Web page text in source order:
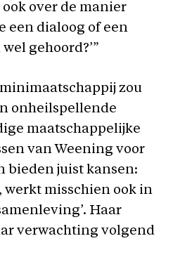
over de manier
een dialoog of een
wel gehoord?’”
zou
onheilspellende
maatschappelijke
van Weening voor
bieden juist kansen:
werkt misschien ook in
Haar
verwachting volgend